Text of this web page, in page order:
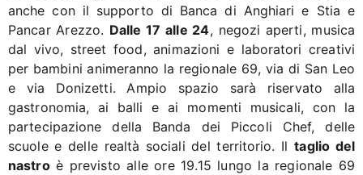
anche con il supporto di Banca di Anghiari e Stia e
Pancar Arezzo. Dalle 17 alle 24, negozi aperti, musica
dal vivo, street food, animazioni e laboratori creativi
per bambini animeranno la regionale 69, via di San Leo
e via Donizetti. Ampio spazio sarà riservato alla
gastronomia, ai balli e ai momenti musicali, con la
partecipazione della Banda dei Piccoli Chef, delle
scuole e delle realtà sociali del territorio. Iltaglio del
nastroè previsto alle ore 19.15 lungo la regionale 69